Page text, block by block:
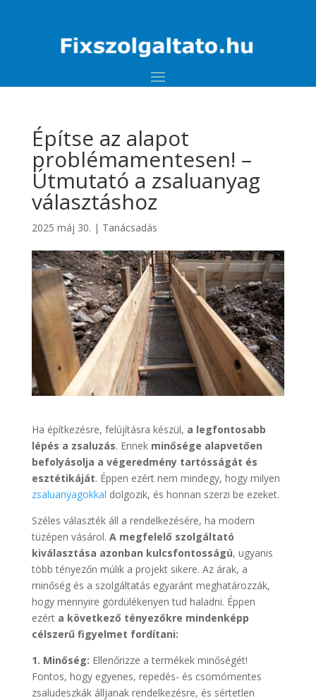
Építse az alapot
problémamentesen! –
Útmutató a zsaluanyag
választáshoz
2025 máj 30. | Tanácsadás
Ha építkezésre, felújításra készül, a legfontosabb
lépés a zsaluzás. Ennek minősége alapvetően
befolyásolja a végeredmény tartósságát és
esztétikáját. Éppen ezért nem mindegy, hogy milyen
zsaluanyagokkal dolgozik, és honnan szerzi be ezeket.
Széles választék áll a rendelkezésére, ha modern
tüzépen vásárol. A megfelelő szolgáltató
kiválasztása azonban kulcsfontosságú, ugyanis
több tényezőn múlik a projekt sikere. Az árak, a
minőség és a szolgáltatás egyaránt meghatározzák,
hogy mennyire gördülékenyen tud haladni. Éppen
ezért a következő tényezőkre mindenképp
célszerű figyelmet fordítani:
1. Minőség: Ellenőrizze a termékek minőségét!
Fontos, hogy egyenes, repedés- és csomómentes
zsaludeszkák álljanak rendelkezésre, és sértetlen